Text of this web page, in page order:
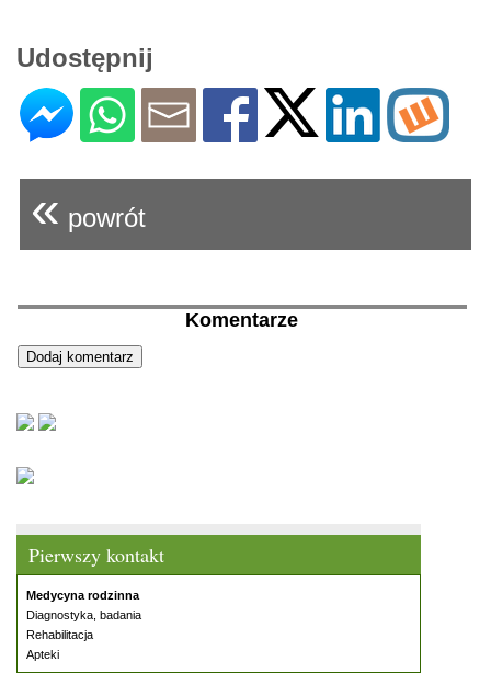
Pierwszy kontakt
Medycyna rodzinna
Diagnostyka, badania
Rehabilitacja
Apteki
Udostępnij
« powrót
Komentarze